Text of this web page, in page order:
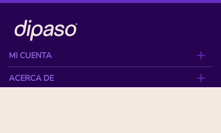
MI CUENTA
ACERCA DE